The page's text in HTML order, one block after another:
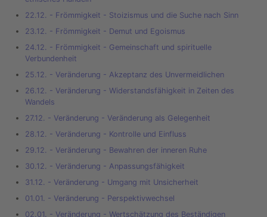
22.12. - Frömmigkeit - Stoizismus und die Suche nach Sinn
23.12. - Frömmigkeit - Demut und Egoismus
24.12. - Frömmigkeit - Gemeinschaft und spirituelle
Verbundenheit
25.12. - Veränderung - Akzeptanz des Unvermeidlichen
26.12. - Veränderung - Widerstandsfähigkeit in Zeiten des
Wandels
27.12. - Veränderung - Veränderung als Gelegenheit
28.12. - Veränderung - Kontrolle und Einfluss
29.12. - Veränderung - Bewahren der inneren Ruhe
30.12. - Veränderung - Anpassungsfähigkeit
31.12. - Veränderung - Umgang mit Unsicherheit
01.01. - Veränderung - Perspektivwechsel
02.01. - Veränderung - Wertschätzung des Beständigen